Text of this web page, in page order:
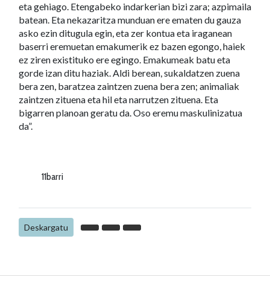
eta gehiago. Etengabeko indarkerian bizi zara; azpimaila
batean. Eta nekazaritza munduan ere ematen du gauza
asko ezin ditugula egin, eta zer kontua eta iraganean
baserri eremuetan emakumerik ez bazen egongo, haiek
ez ziren existituko ere egingo. Emakumeak batu eta
gorde izan ditu haziak. Aldi berean, sukaldatzen zuena
bera zen, baratzea zaintzen zuena bera zen; animaliak
zaintzen zituena eta hil eta narrutzen zituena. Eta
bigarren planoan geratu da. Oso eremu maskulinizatua
da”.
11barri
Deskargatu